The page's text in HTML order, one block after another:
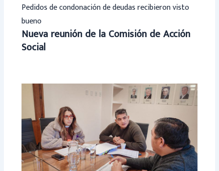
Pedidos de condonación de deudas recibieron visto
bueno
Nueva reunión de la Comisión de Acción
Social